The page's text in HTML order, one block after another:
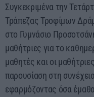
Συγκεκριμένα την
Τράπεζας Τροφίμων
στο Γυμνάσιο
μαθήτριες για το
μαθητές και οι
παρουσίαση στη
εφαρμόζοντας όσα